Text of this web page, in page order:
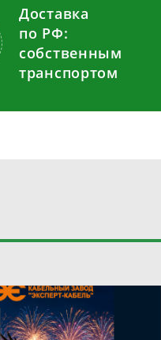
Доставка
по РФ:
собственным
транспортом